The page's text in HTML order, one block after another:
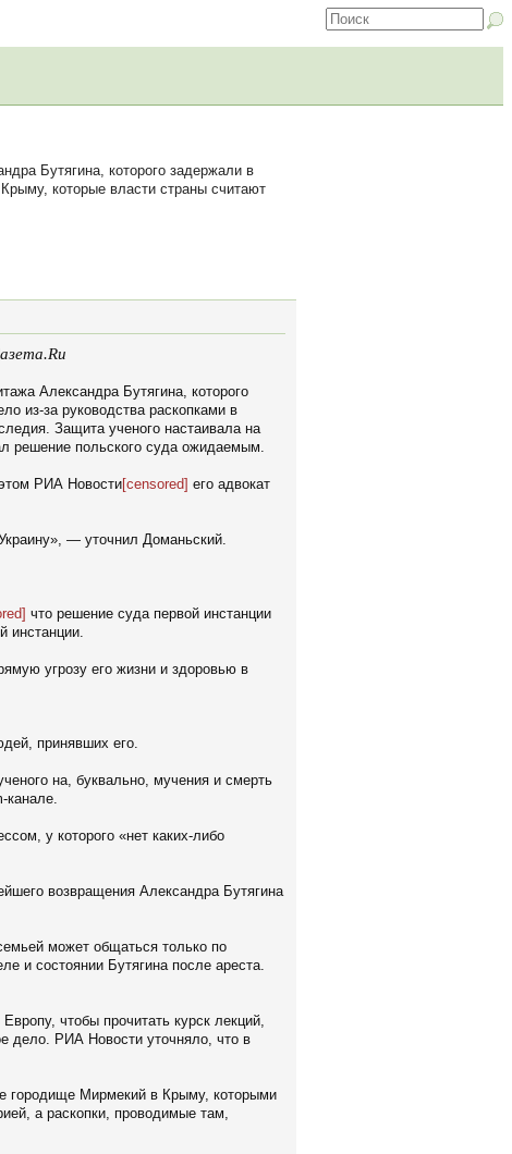
Бутягина, которого задержали в
которые власти страны считают
Александра Бутягина, которого
из-за руководства раскопками в
Защита ученого настаивала на
решение польского суда ожидаемым.
РИА Новости[censored] его адвокат
— уточнил Доманьский.
что решение суда первой инстанции
инстанции.
угрозу его жизни и здоровью в
принявших его.
на, буквально, мучения и смерть
канале.
у которого «нет каких-либо
возвращения Александра Бутягина
может общаться только по
и состоянии Бутягина после ареста.
чтобы прочитать курск лекций,
дело. РИА Новости уточняло, что в
городище Мирмекий в Крыму, которыми
а раскопки, проводимые там,